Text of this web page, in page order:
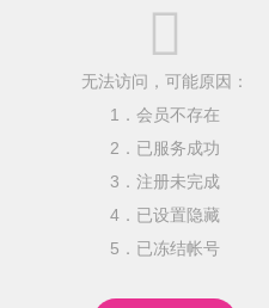

无法访问，可能原因：
1．会员不存在
2．已服务成功
3．注册未完成
4．已设置隐藏
5．已冻结帐号